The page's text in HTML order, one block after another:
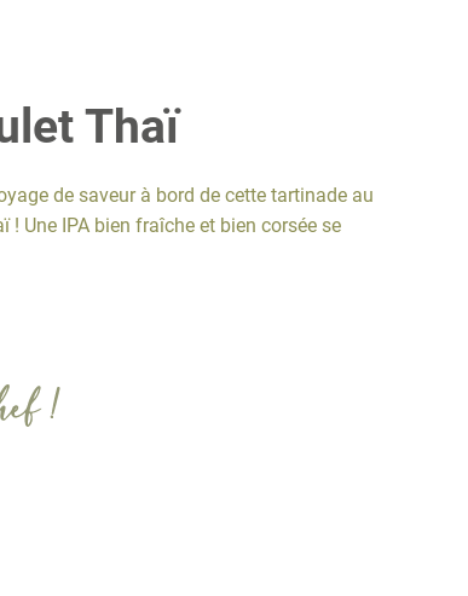
Thaï
de saveur à bord de cette tartinade au
Une IPA bien fraîche et bien corsée se